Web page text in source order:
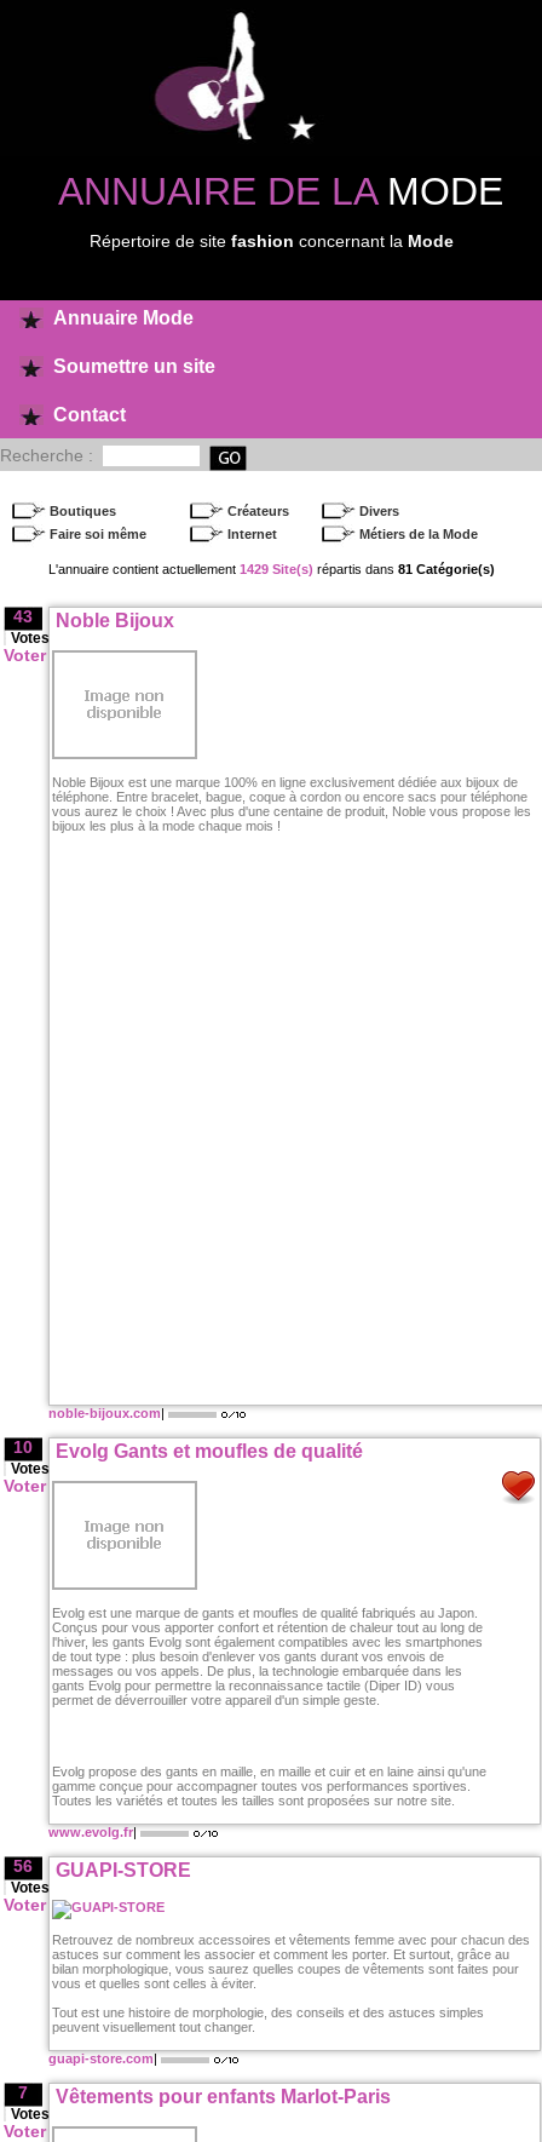
ANNUAIRE DE LA MODE
Répertoire de site fashion concernant la Mode
Annuaire Mode
Soumettre un site
Contact
Recherche :
Boutiques Créateurs
Divers
Faire soi même
Internet Métiers de la Mode
L'annuaire contient actuellement 1429 Site(s) répartis dans 81 Catégorie(s)
43
Votes
Voter
Noble Bijoux
Noble Bijoux est une marque 100% en ligne exclusivement dédiée aux bijoux de
téléphone. Entre bracelet, bague, coque à cordon ou encore sacs pour téléphone
vous aurez le choix ! Avec plus d'une centaine de produit, Noble vous propose les
bijoux les plus à la mode chaque mois !
noble-bijoux.com|
10
Votes
Voter
Evolg Gants et moufles de qualité
Evolg est une marque de gants et moufles de qualité fabriqués au Japon.
Conçus pour vous apporter confort et rétention de chaleur tout au long de
l'hiver, les gants Evolg sont également compatibles avec les smartphones
de tout type : plus besoin d'enlever vos gants durant vos envois de
messages ou vos appels. De plus, la technologie embarquée dans les
gants Evolg pour permettre la reconnaissance tactile (Diper ID) vous
permet de déverrouiller votre appareil d'un simple geste.
Evolg propose des gants en maille, en maille et cuir et en laine ainsi qu'une
gamme conçue pour accompagner toutes vos performances sportives.
Toutes les variétés et toutes les tailles sont proposées sur notre site.
www.evolg.fr|
56
Votes
Voter
GUAPI-STORE
Retrouvez de nombreux accessoires et vêtements femme avec pour chacun des
astuces sur comment les associer et comment les porter. Et surtout, grâce au
bilan morphologique, vous saurez quelles coupes de vêtements sont faites pour
vous et quelles sont celles à éviter.
Tout est une histoire de morphologie, des conseils et des astuces simples
peuvent visuellement tout changer.
guapi-store.com|
7
Votes
Voter
Vêtements pour enfants Marlot-Paris